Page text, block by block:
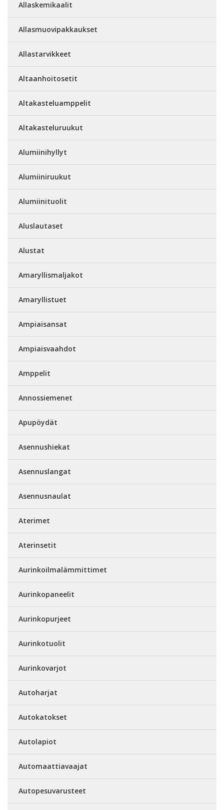
Allaskemikaalit
Allasmuovipakkaukset
Allastarvikkeet
Altaanhoitosetit
Altakasteluamppelit
Altakasteluruukut
Alumiinihyllyt
Alumiiniruukut
Alumiinituolit
Aluslautaset
Alustat
Amaryllismaljakot
Amaryllistuet
Ampiaisansat
Ampiaisvaahdot
Amppelit
Annossiemenet
Apupöydät
Asennushiekat
Asennuslangat
Asennusnaulat
Aterimet
Aterinsetit
Aurinkoilmalämmittimet
Aurinkopaneelit
Aurinkopurjeet
Aurinkotuolit
Aurinkovarjot
Autoharjat
Autokatokset
Autolapiot
Automaattiavaajat
Autopesuvarusteet